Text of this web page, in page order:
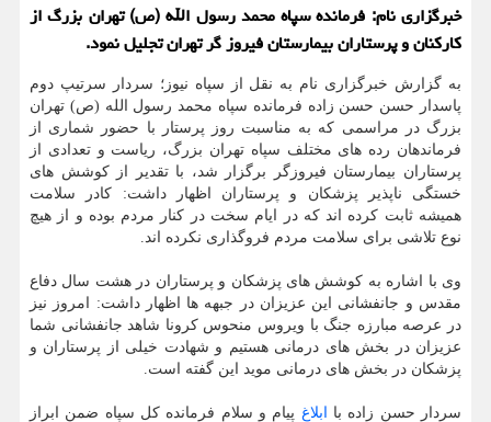
خبرگزاری نام: فرمانده سپاه محمد رسول الله (ص) تهران بزرگ از
کارکنان و پرستاران بیمارستان فیروز گر تهران تجلیل نمود.
به گزارش خبرگزاری نام به نقل از سپاه نیوز؛ سردار سرتیپ دوم
پاسدار حسن حسن زاده فرمانده سپاه محمد رسول الله (ص) تهران
بزرگ در مراسمی که به مناسبت روز پرستار با حضور شماری از
فرماندهان رده های مختلف سپاه تهران بزرگ، ریاست و تعدادی از
پرستاران بیمارستان فیروزگر برگزار شد، با تقدیر از کوشش های
خستگی ناپذیر پزشکان و پرستاران اظهار داشت: کادر سلامت
همیشه ثابت کرده اند که در ایام سخت در کنار مردم بوده و از هیچ
نوع تلاشی برای سلامت مردم فروگذاری نکرده اند.
وی با اشاره به کوشش های پزشکان و پرستاران در هشت سال دفاع
مقدس و جانفشانی این عزیزان در جبهه ها اظهار داشت: امروز نیز
در عرصه مبارزه جنگ با ویروس منحوس کرونا شاهد جانفشانی شما
عزیزان در بخش های درمانی هستیم و شهادت خیلی از پرستاران و
پزشکان در بخش های درمانی موید این گفته است.
سردار حسن زاده با ابلاغ پیام و سلام فرمانده کل سپاه ضمن ابراز